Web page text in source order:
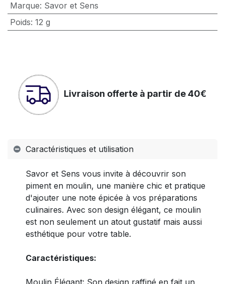
Marque: Savor et Sens
Poids: 12 g
Livraison offerte à partir de 40€
Caractéristiques et utilisation
Savor et Sens vous invite à découvrir son
piment en moulin, une manière chic et pratique
d'ajouter une note épicée à vos préparations
culinaires. Avec son design élégant, ce moulin
est non seulement un atout gustatif mais aussi
esthétique pour votre table.
Caractéristiques: